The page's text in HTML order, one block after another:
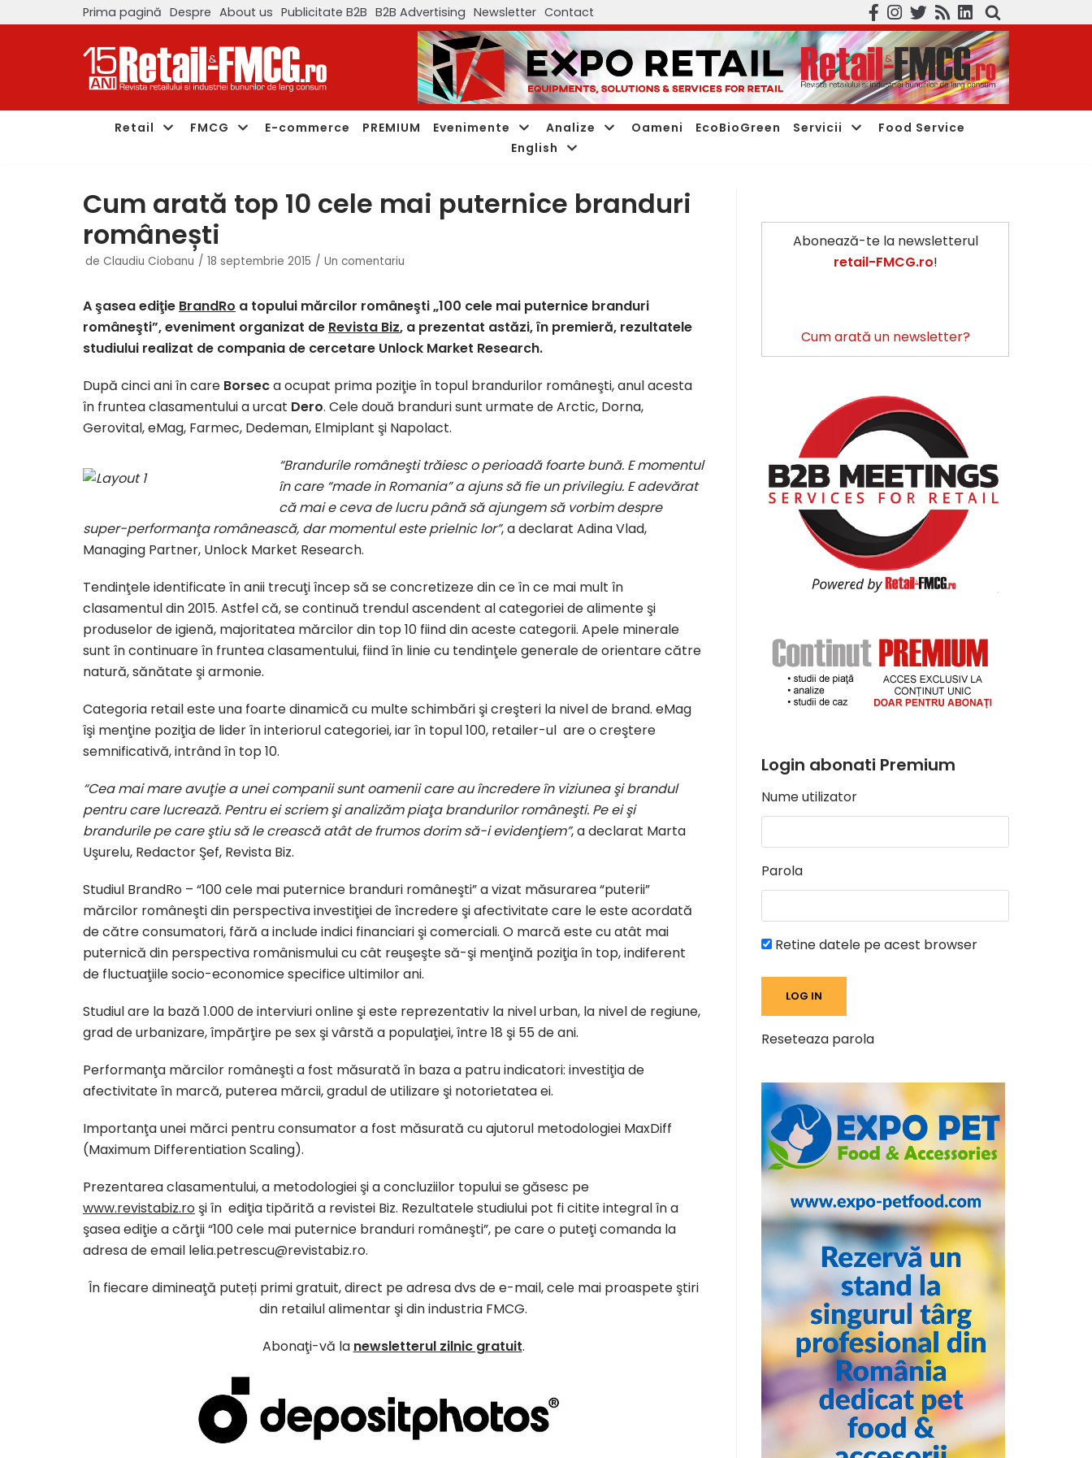
Prima pagină Despre About us Publicitate B2B B2B Advertising Newsletter Contact
Retail FMCG E-commerce PREMIUM Evenimente Analize Oameni EcoBioGreen Servicii
Food Service
English
Cum arată top 10 cele mai puternice branduri
românești
de Claudiu Ciobanu 18 septembrie 2015 Un comentariu
A şasea ediţie BrandRo a topului mărcilor româneşti „100 cele mai puternice branduri
româneşti”, eveniment organizat de Revista Biz, a prezentat astăzi, în premieră, rezultatele
studiului realizat de compania de cercetare Unlock Market Research.
După cinci ani în care Borseca ocupat prima poziţie în topul brandurilor româneşti, anul acesta
în fruntea clasamentului a urcat Dero. Cele două branduri sunt urmate de Arctic, Dorna,
Gerovital, eMag, Farmec, Dedeman, Elmiplant şi Napolact.
“Brandurile româneşti trăiesc o perioadă foarte bună. E momentul
în care “made in Romania” a ajuns să fie un privilegiu. E adevărat
că mai e ceva de lucru până să ajungem să vorbim despre
super-performanţa românească, dar momentul este prielnic lor”, a declarat Adina Vlad,
Managing Partner, Unlock Market Research.
Tendinţele identificate în anii trecuţi încep să se concretizeze din ce în ce mai mult în
clasamentul din 2015. Astfel că, se continuă trendul ascendent al categoriei de alimente şi
produselor de igienă, majoritatea mărcilor din top 10 fiind din aceste categorii. Apele minerale
sunt în continuare în fruntea clasamentului, fiind în linie cu tendinţele generale de orientare către
natură, sănătate şi armonie.
Categoria retail este una foarte dinamică cu multe schimbări şi creşteri la nivel de brand. eMag
îşi menţine poziţia de lider în interiorul categoriei, iar în topul 100, retailer-ul are o creştere
semnificativă, intrând în top 10.
“Cea mai mare avuţie a unei companii sunt oamenii care au încredere în viziunea şi brandul
pentru care lucrează. Pentru ei scriem şi analizăm piaţa brandurilor româneşti. Pe ei şi
brandurile pe care ştiu să le crească atât de frumos dorim să-i evidenţiem”, a declarat Marta
Uşurelu, Redactor Şef, Revista Biz.
Studiul BrandRo – “100 cele mai puternice branduri româneşti” a vizat măsurarea “puterii”
mărcilor româneşti din perspectiva investiţiei de încredere şi afectivitate care le este acordată
de către consumatori, fără a include indici financiari şi comerciali. O marcă este cu atât mai
puternică din perspectiva românismului cu cât reuşeşte să-şi menţină poziţia în top, indiferent
de fluctuaţiile socio-economice specifice ultimilor ani.
Studiul are la bază 1.000 de interviuri online şi este reprezentativ la nivel urban, la nivel de regiune,
grad de urbanizare, împărţire pe sex şi vârstă a populaţiei, între 18 şi 55 de ani.
Performanţa mărcilor româneşti a fost măsurată în baza a patru indicatori: investiţia de
afectivitate în marcă, puterea mărcii, gradul de utilizare şi notorietatea ei.
Importanţa unei mărci pentru consumator a fost măsurată cu ajutorul metodologiei MaxDiff
(Maximum Differentiation Scaling).
Prezentarea clasamentului, a metodologiei şi a concluziilor topului se găsesc pe
www.revistabiz.ro şi în ediţia tipărită a revistei Biz. Rezultatele studiului pot fi citite integral în a
şasea ediţie a cărţii “100 cele mai puternice branduri româneşti”, pe care o puteţi comanda la
adresa de email lelia.petrescu@revistabiz.ro.
În fiecare dimineaţă puteți primi gratuit, direct pe adresa dvs de e-mail, cele mai proaspete ştiri
din retailul alimentar şi din industria FMCG.
Abonaţi-vă la newsletterul zilnic gratuit.
Abonează-te la newsletterul
retail-FMCG.ro!
Cum arată un newsletter?
Login abonati Premium
Nume utilizator
Parola
Retine datele pe acest browser
Reseteaza parola